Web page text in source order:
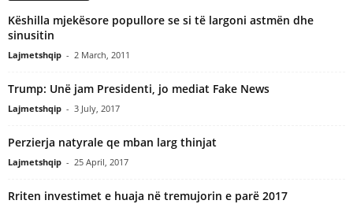
Këshilla mjekësore popullore se si të largoni astmën dhe
sinusitin
Lajmetshqip - 2 March, 2011
Trump: Unë jam Presidenti, jo mediat Fake News
Lajmetshqip - 3 July, 2017
Perzierja natyrale qe mban larg thinjat
Lajmetshqip - 25 April, 2017
Rriten investimet e huaja në tremujorin e parë 2017